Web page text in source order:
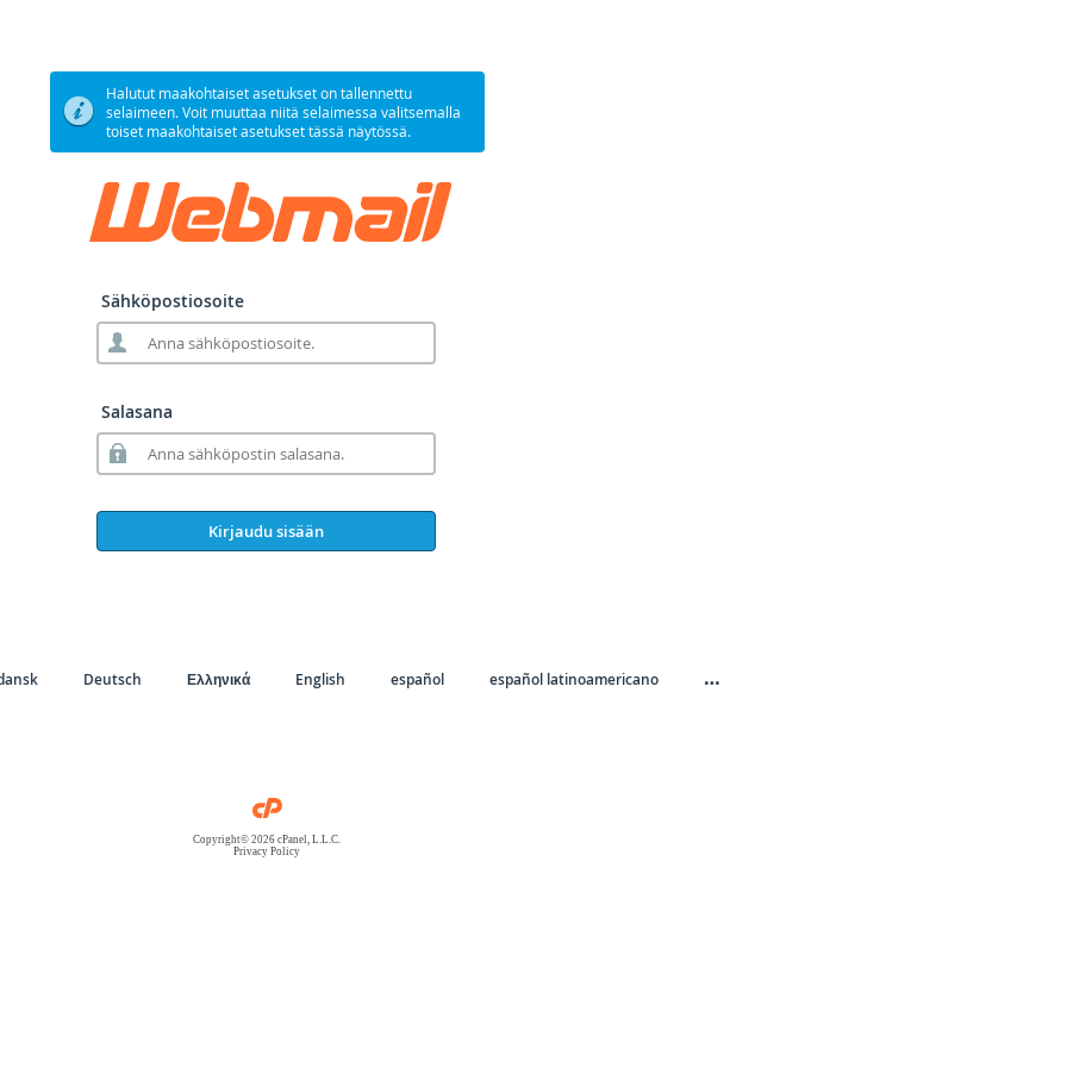
Halutut maakohtaiset asetukset on tallennettu
selaimeen. Voit muuttaa niitä selaimessa valitsemalla
toiset maakohtaiset asetukset tässä näytössä.
Sähköpostiosoite
Salasana
Kirjaudu sisään
Deutsch Ελληνικά English español español latinoamericano …
Copyright© 2026 cPanel, L.L.C.
Privacy Policy